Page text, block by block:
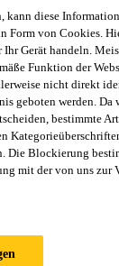
kann diese
Form von Cookies.
Gerät handeln.
Funktion der
nicht direkt
geboten werden.
bestimmte
Die Blockierung
mit der von uns zur